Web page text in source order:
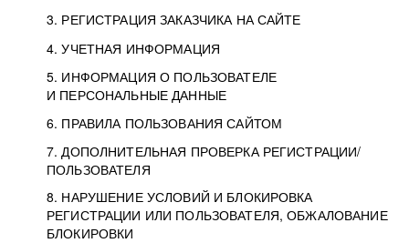
3. РЕГИСТРАЦИЯ ЗАКАЗЧИКА НА САЙТЕ
4. УЧЕТНАЯ ИНФОРМАЦИЯ
5. ИНФОРМАЦИЯ О ПОЛЬЗОВАТЕЛЕ
И ПЕРСОНАЛЬНЫЕ ДАННЫЕ
6. ПРАВИЛА ПОЛЬЗОВАНИЯ САЙТОМ
7. ДОПОЛНИТЕЛЬНАЯ ПРОВЕРКА РЕГИСТРАЦИИ/
ПОЛЬЗОВАТЕЛЯ
8. НАРУШЕНИЕ УСЛОВИЙ И БЛОКИРОВКА
РЕГИСТРАЦИИ ИЛИ ПОЛЬЗОВАТЕЛЯ, ОБЖАЛОВАНИЕ
БЛОКИРОВКИ